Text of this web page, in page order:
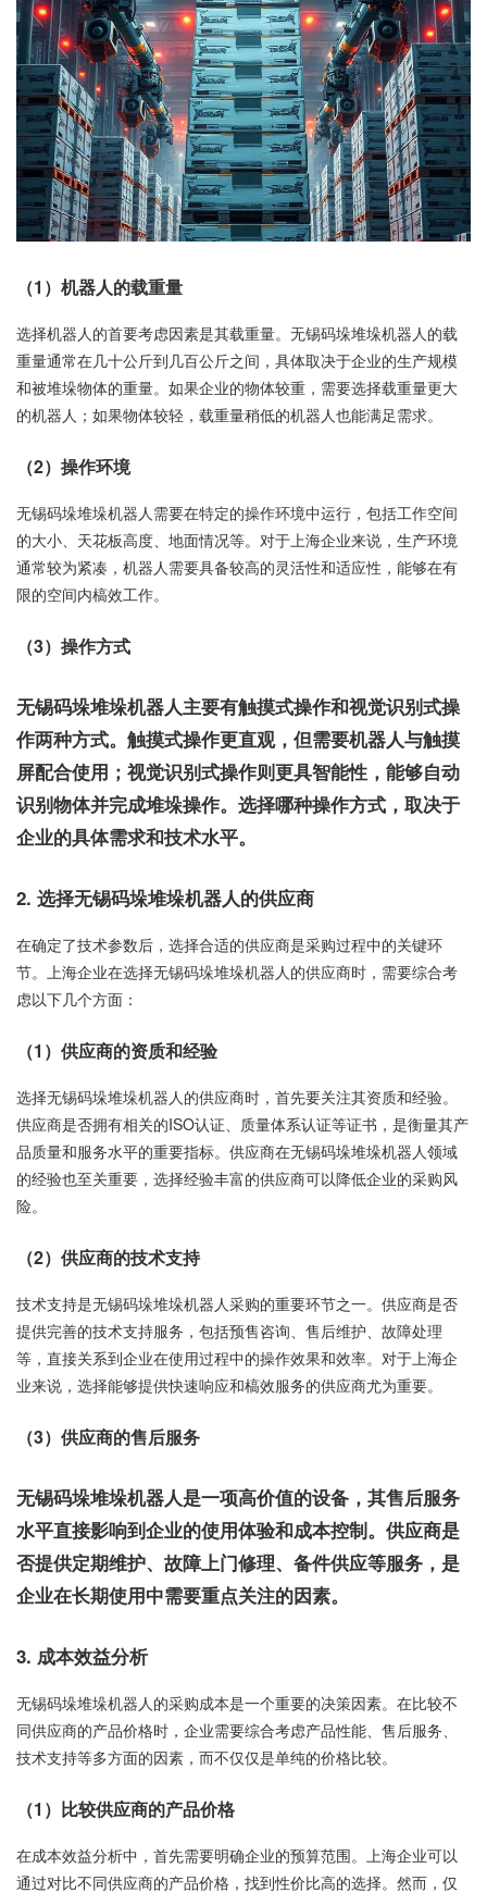
（1）机器人的载重量
选择机器人的首要考虑因素是其载重量。无锡码垛堆垛机器人的载
重量通常在几十公斤到几百公斤之间，具体取决于企业的生产规模
和被堆垛物体的重量。如果企业的物体较重，需要选择载重量更大
的机器人；如果物体较轻，载重量稍低的机器人也能满足需求。
（2）操作环境
无锡码垛堆垛机器人需要在特定的操作环境中运行，包括工作空间
的大小、天花板高度、地面情况等。对于上海企业来说，生产环境
通常较为紧凑，机器人需要具备较高的灵活性和适应性，能够在有
限的空间内槁效工作。
（3）操作方式
无锡码垛堆垛机器人主要有触摸式操作和视觉识别式操
作两种方式。触摸式操作更直观，但需要机器人与触摸
屏配合使用；视觉识别式操作则更具智能性，能够自动
识别物体并完成堆垛操作。选择哪种操作方式，取决于
企业的具体需求和技术水平。
2. 选择无锡码垛堆垛机器人的供应商
在确定了技术参数后，选择合适的供应商是采购过程中的关键环
节。上海企业在选择无锡码垛堆垛机器人的供应商时，需要综合考
虑以下几个方面：
（1）供应商的资质和经验
选择无锡码垛堆垛机器人的供应商时，首先要关注其资质和经验。
供应商是否拥有相关的ISO认证、质量体系认证等证书，是衡量其产
品质量和服务水平的重要指标。供应商在无锡码垛堆垛机器人领域
的经验也至关重要，选择经验丰富的供应商可以降低企业的采购风
险。
（2）供应商的技术支持
技术支持是无锡码垛堆垛机器人采购的重要环节之一。供应商是否
提供完善的技术支持服务，包括预售咨询、售后维护、故障处理
等，直接关系到企业在使用过程中的操作效果和效率。对于上海企
业来说，选择能够提供快速响应和槁效服务的供应商尤为重要。
（3）供应商的售后服务
无锡码垛堆垛机器人是一项高价值的设备，其售后服务
水平直接影响到企业的使用体验和成本控制。供应商是
否提供定期维护、故障上门修理、备件供应等服务，是
企业在长期使用中需要重点关注的因素。
3. 成本效益分析
无锡码垛堆垛机器人的采购成本是一个重要的决策因素。在比较不
同供应商的产品价格时，企业需要综合考虑产品性能、售后服务、
技术支持等多方面的因素，而不仅仅是单纯的价格比较。
（1）比较供应商的产品价格
在成本效益分析中，首先需要明确企业的预算范围。上海企业可以
通过对比不同供应商的产品价格，找到性价比高的选择。然而，仅